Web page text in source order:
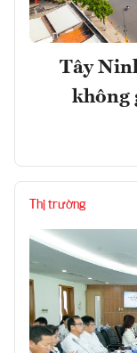
Tây
không
Thị trường